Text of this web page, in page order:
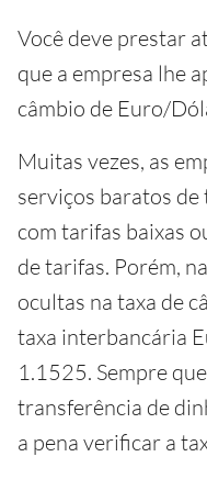
Você deve prestar
que a empresa lhe
câmbio de Euro/
Muitas vezes, as
serviços baratos
com tarifas baixas
de tarifas. Porém,
ocultas na taxa de
taxa interbancária
1.1525. Sempre
transferência de
a pena verificar a